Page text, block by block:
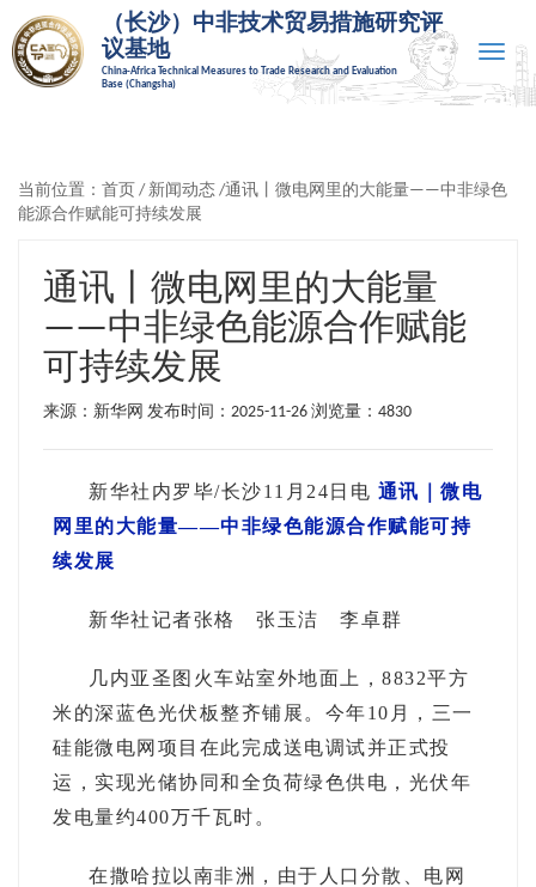
（长沙）中非技术贸易措施研究评
议基地
China-Africa Technical Measures to Trade Research and Evaluation
Base (Changsha)
Toggle
当前位置： 首页 / 新闻动态 /通讯丨微电网里的大能量——中非绿色
能源合作赋能可持续发展
通讯丨微电网里的大能量
——中非绿色能源合作赋能
可持续发展
来源：新华网 发布时间：2025-11-26 浏览量：4830
新华社内罗毕/长沙11月24日电 通讯｜微电
网里的大能量——中非绿色能源合作赋能可持
续发展
新华社记者张格 张玉洁 李卓群
几内亚圣图火车站室外地面上，8832平方
米的深蓝色光伏板整齐铺展。今年10月，三一
硅能微电网项目在此完成送电调试并正式投
运，实现光储协同和全负荷绿色供电，光伏年
发电量约400万千瓦时。
在撒哈拉以南非洲，由于人口分散、电网